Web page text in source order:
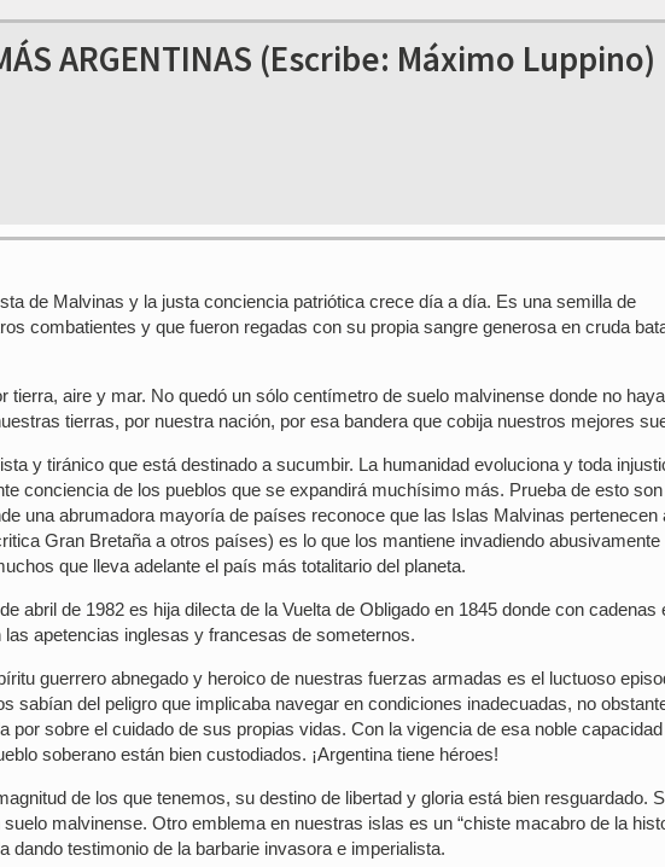
ARGENTINAS (Escribe: Máximo Luppino)
de Malvinas y la justa conciencia patriótica crece día a día. Es una semilla de
combatientes y que fueron regadas con su propia sangre generosa en cruda
tierra, aire y mar. No quedó un sólo centímetro de suelo malvinense donde no haya
tierras, por nuestra nación, por esa bandera que cobija nuestros mejores
y tiránico que está destinado a sucumbir. La humanidad evoluciona y toda
conciencia de los pueblos que se expandirá muchísimo más. Prueba de esto
una abrumadora mayoría de países reconoce que las Islas Malvinas pertenecen
Gran Bretaña a otros países) es lo que los mantiene invadiendo abusivamente
que lleva adelante el país más totalitario del planeta.
abril de 1982 es hija dilecta de la Vuelta de Obligado en 1845 donde con cadenas
apetencias inglesas y francesas de someternos.
guerrero abnegado y heroico de nuestras fuerzas armadas es el luctuoso
sabían del peligro que implicaba navegar en condiciones inadecuadas, no
por sobre el cuidado de sus propias vidas. Con la vigencia de esa noble
soberano están bien custodiados. ¡Argentina tiene héroes!
de los que tenemos, su destino de libertad y gloria está bien resguardado.
malvinense. Otro emblema en nuestras islas es un “chiste macabro de la
dando testimonio de la barbarie invasora e imperialista.